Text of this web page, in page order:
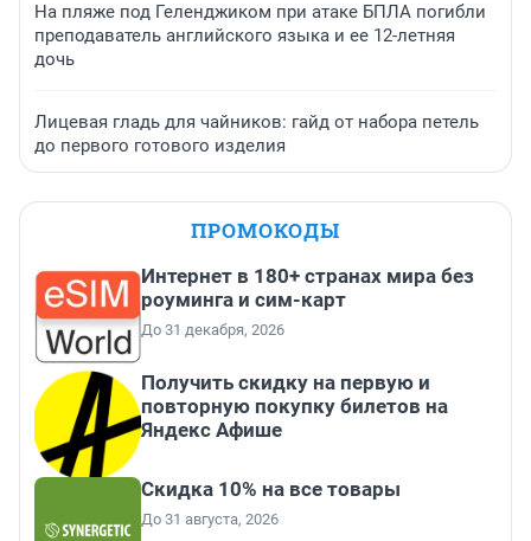
На пляже под Геленджиком при атаке БПЛА погибли
преподаватель английского языка и ее 12-летняя
дочь
Лицевая гладь для чайников: гайд от набора петель
до первого готового изделия
ПРОМОКОДЫ
Интернет в 180+ странах мира без
роуминга и сим-карт
До 31 декабря, 2026
Получить скидку на первую и
повторную покупку билетов на
Яндекс Афише
Скидка 10% на все товары
До 31 августа, 2026